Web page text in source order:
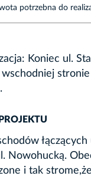
potrzebna do
Koniec ul.
łączących
Nowohucką.
i tak